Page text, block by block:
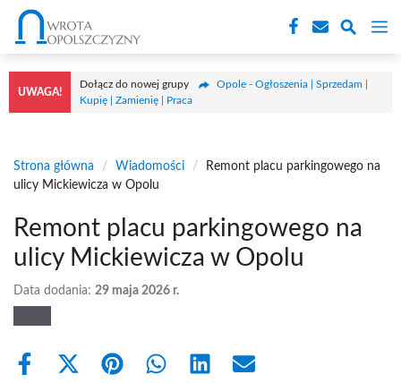
Przejdź
treści
UWAGA!
Dołącz do nowej grupy
Opole - Ogłoszenia | Sprzedam |
Kupię | Zamienię | Praca
Strona główna / Wiadomości /
Remont placu parkingowego na
ulicy Mickiewicza w Opolu
Remont placu parkingowego na
ulicy Mickiewicza w Opolu
Data dodania: 29 maja 2026 r.
Share
Share Share Share Share Share